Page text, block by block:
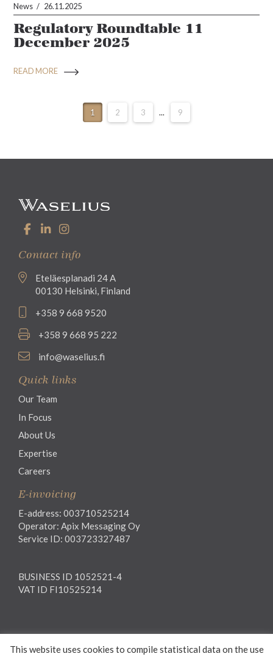
News 26.11.2025
Regulatory Roundtable 11
December 2025
READ MORE
1 2 3 ... 9
Contact info
Eteläesplanadi 24 A
00130 Helsinki, Finland
+358 9 668 9520
+358 9 668 95 222
info@waselius.fi
Quick links
Our Team
In Focus
About Us
Expertise
Careers
E-invoicing
E-address: 003710525214
Operator: Apix Messaging Oy
Service ID: 003723327487
BUSINESS ID 1052521-4
VAT ID FI10525214
Privacy notice
This website uses cookies to compile statistical data on the use